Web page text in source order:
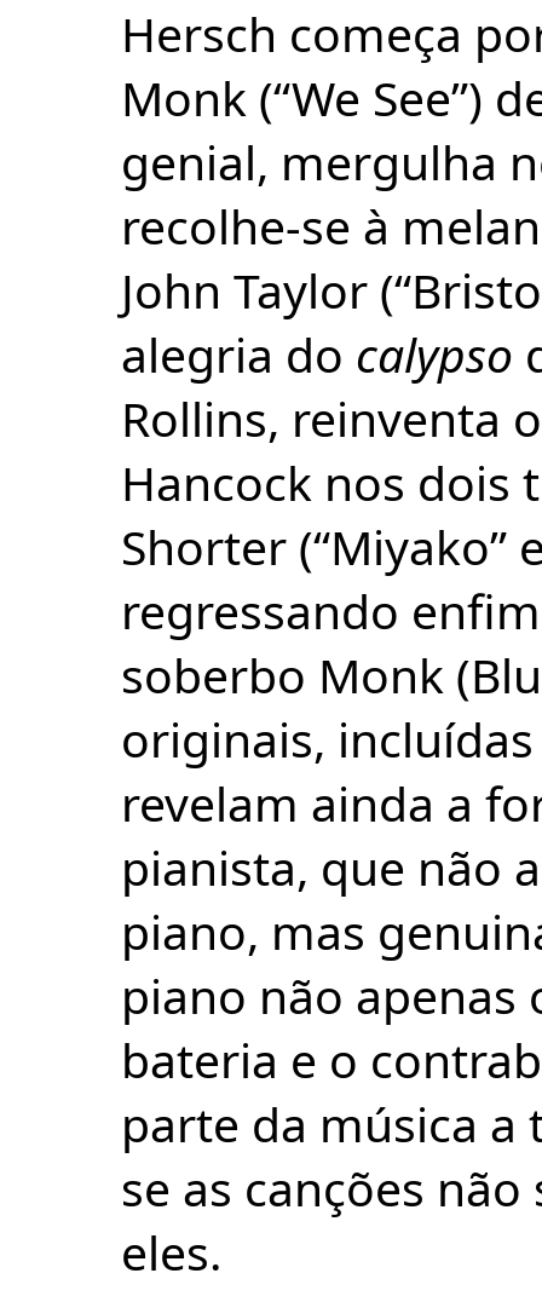
Hersch começa
Monk (“We See”)
genial, mergulha
recolhe-se à
John Taylor
alegria do calypso
Rollins, reinventa
Hancock nos dois
Shorter (“Miyako”
regressando
soberbo Monk
originais,
revelam ainda a
pianista, que não
piano, mas
piano não apenas
bateria e o
parte da música
se as canções
eles.